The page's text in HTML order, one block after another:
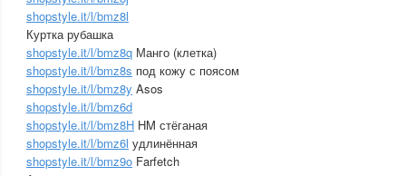
shopstyle.it/l/bmz8l
Куртка рубашка
shopstyle.it/l/bmz8q Манго (клетка)
shopstyle.it/l/bmz8s под кожу с поясом
shopstyle.it/l/bmz8y Asos
shopstyle.it/l/bmz6d
shopstyle.it/l/bmz8H HM стёганая
shopstyle.it/l/bmz6l удлинённая
shopstyle.it/l/bmz9o Farfetch